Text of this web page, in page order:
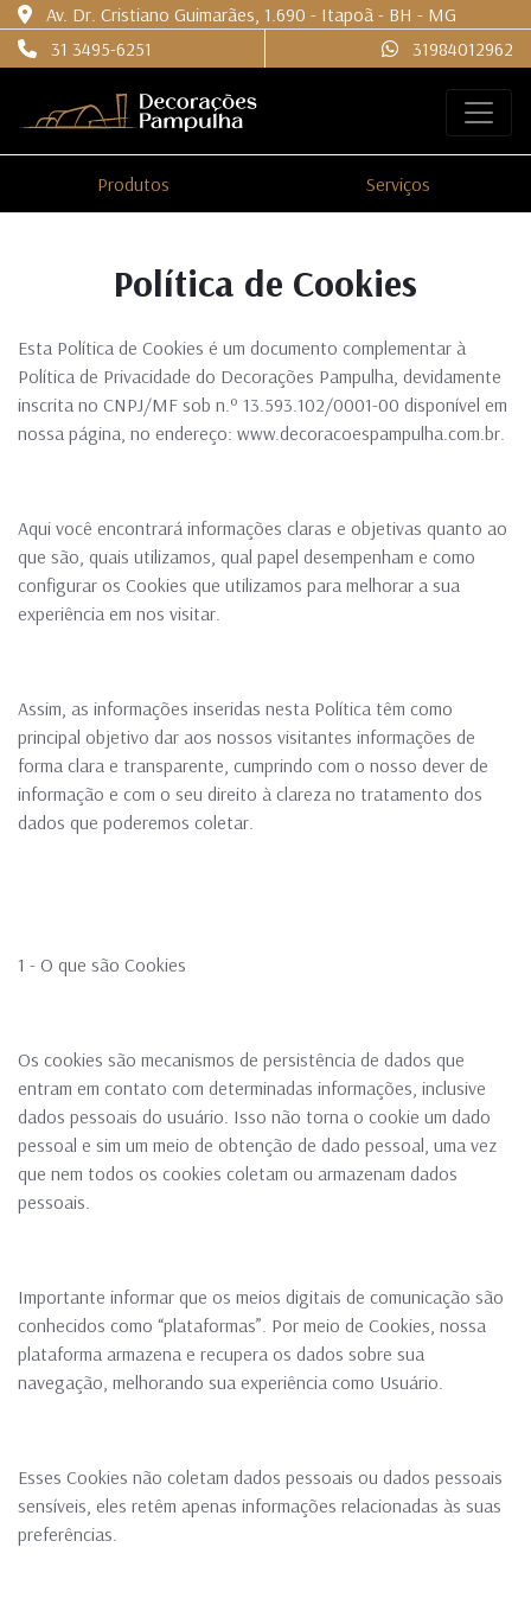
Av. Dr. Cristiano Guimarães, 1.690 - Itapoã - BH - MG
31 3495-6251
31984012962
Produtos Serviços
Política de Cookies
Esta Política de Cookies é um documento complementar à
Política de Privacidade do Decorações Pampulha, devidamente
inscrita no CNPJ/MF sob n.º 13.593.102/0001-00 disponível em
nossa página, no endereço: www.decoracoespampulha.com.br.
Aqui você encontrará informações claras e objetivas quanto ao
que são, quais utilizamos, qual papel desempenham e como
configurar os Cookies que utilizamos para melhorar a sua
experiência em nos visitar.
Assim, as informações inseridas nesta Política têm como
principal objetivo dar aos nossos visitantes informações de
forma clara e transparente, cumprindo com o nosso dever de
informação e com o seu direito à clareza no tratamento dos
dados que poderemos coletar.
1 - O que são Cookies
Os cookies são mecanismos de persistência de dados que
entram em contato com determinadas informações, inclusive
dados pessoais do usuário. Isso não torna o cookie um dado
pessoal e sim um meio de obtenção de dado pessoal, uma vez
que nem todos os cookies coletam ou armazenam dados
pessoais.
Importante informar que os meios digitais de comunicação são
conhecidos como “plataformas”. Por meio de Cookies, nossa
plataforma armazena e recupera os dados sobre sua
navegação, melhorando sua experiência como Usuário.
Esses Cookies não coletam dados pessoais ou dados pessoais
sensíveis, eles retêm apenas informações relacionadas às suas
preferências.